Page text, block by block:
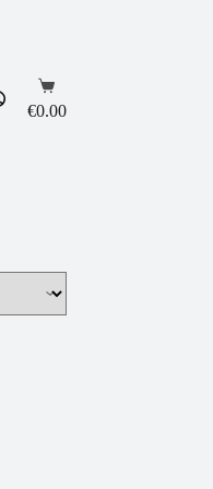
Shopping
cart
€0.00